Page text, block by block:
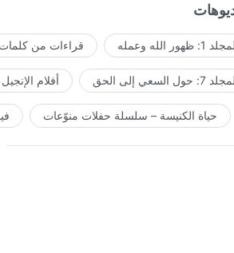
وعمله قراءات من كلمات
الحق أفلام الإنجيل
حياة الكنيسة – سلسلة حفلات منوّعات